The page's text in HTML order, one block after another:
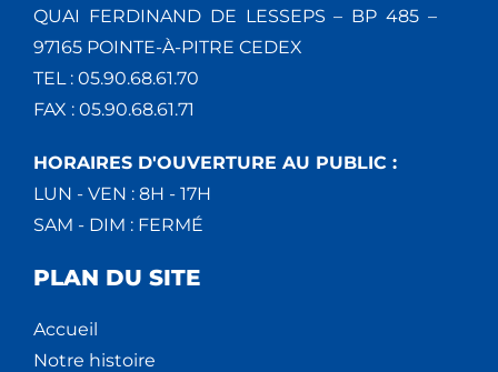
QUAI FERDINAND DE LESSEPS – BP 485 –
97165 POINTE-À-PITRE CEDEX
TEL : 05.90.68.61.70
FAX : 05.90.68.61.71
HORAIRES D'OUVERTURE AU PUBLIC :
LUN - VEN : 8H - 17H
SAM - DIM : FERMÉ
PLAN DU SITE
Accueil
Notre histoire